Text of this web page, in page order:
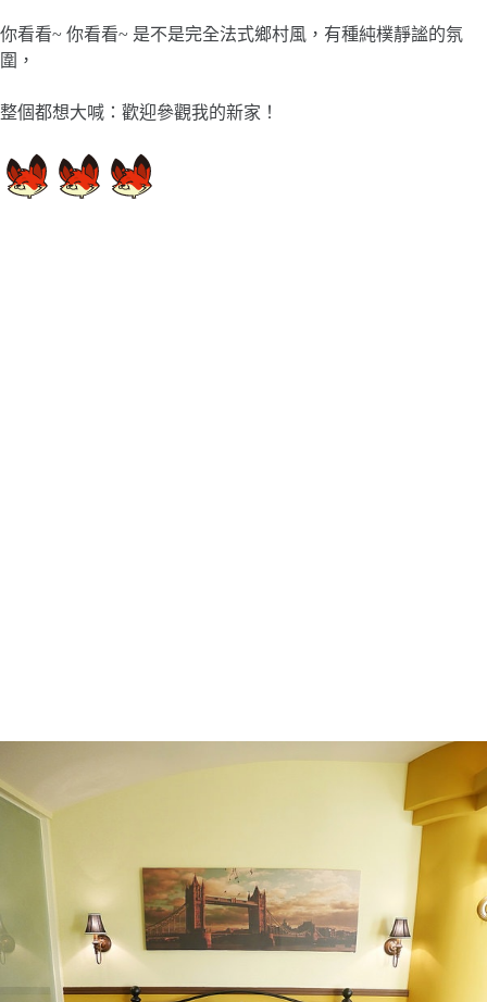
你看看~ 你看看~ 是不是完全法式鄉村風，有種純樸靜謐的氛
圍，
整個都想大喊：歡迎參觀我的新家！